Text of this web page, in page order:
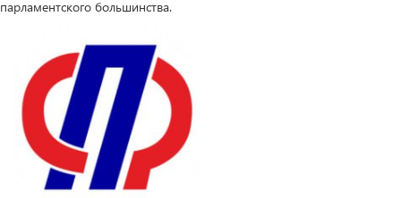
парламентского большинства.